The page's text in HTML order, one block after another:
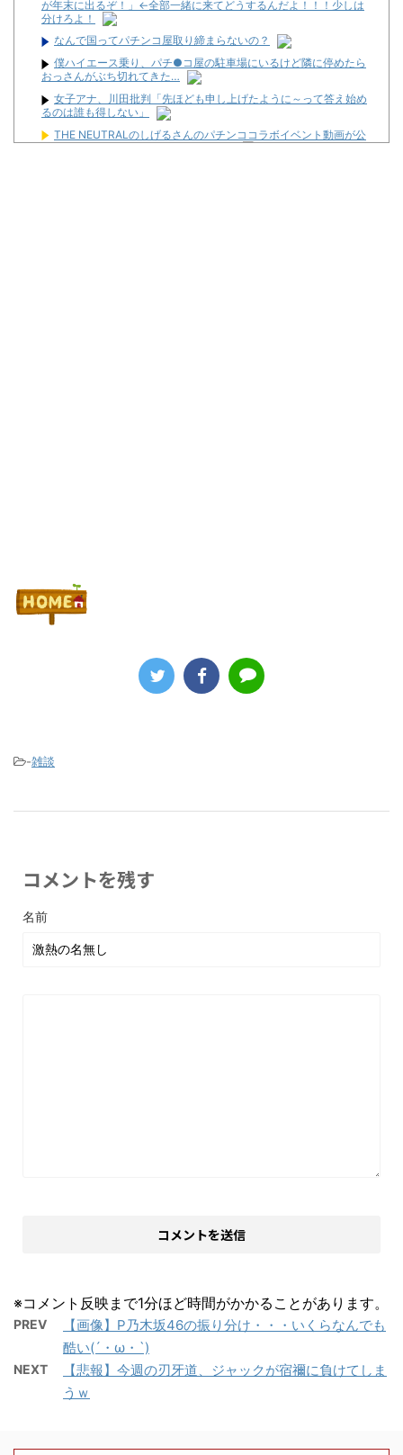
が年末に出るぞ！」←全部一緒に来てどうするんだよ！！！少しは
分けろよ！
なんで国ってパチンコ屋取り締まらないの？
僕ハイエース乗り、パチ●コ屋の駐車場にいるけど隣に停めたら
おっさんがぶち切れてきた…
女子アナ、川田批判「先ほども申し上げたように～って答え始め
るのは誰も得しない」
THE NEUTRALのしげるさんのパチンココラボイベント動画が公
開される！めっちゃ楽しそうだな！！！
-雑談
コメントを残す
名前
※コメント反映まで1分ほど時間がかかることがあります。
PREV
【画像】P乃木坂46の振り分け・・・いくらなんでも
酷い(´・ω・`)
NEXT
【悲報】今週の刃牙道、ジャックが宿禰に負けてしま
うｗ